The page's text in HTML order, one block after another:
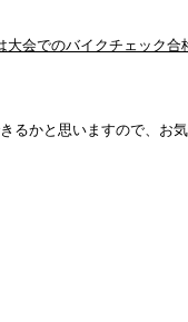
会でのバイクチェック合
かと思いますので、お気